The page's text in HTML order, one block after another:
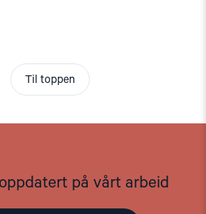
Til toppen
på vårt arbeid